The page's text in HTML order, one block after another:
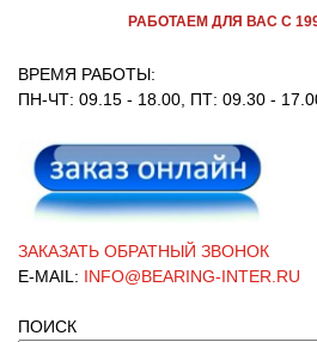
РАБОТАЕМ ДЛЯ ВАС С
ВРЕМЯ РАБОТЫ:
ПН-ЧТ: 09.15 - 18.00, ПТ: 09.30 -
ЗАКАЗАТЬ ОБРАТНЫЙ ЗВОНОК
E-MAIL: INFO@BEARING-INTER.RU
ПОИСК